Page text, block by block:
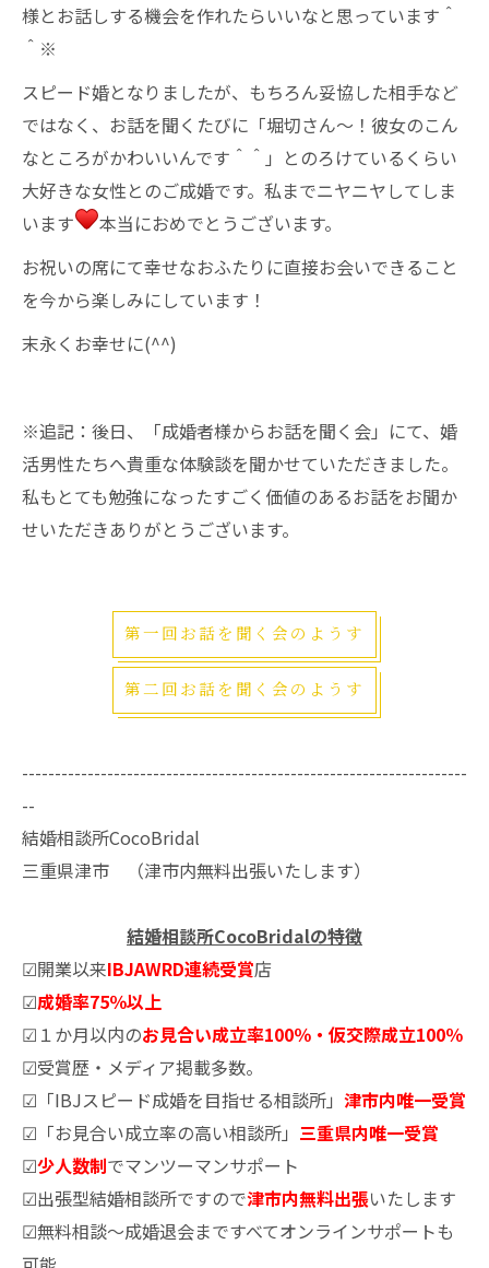
様とお話しする機会を作れたらいいなと思っています＾
＾※
スピード婚となりましたが、もちろん妥協した相手など
ではなく、お話を聞くたびに「堀切さん～！彼女のこん
なところがかわいいんです＾＾」とのろけているくらい
大好きな女性とのご成婚です。私までニヤニヤしてしま
います
本当におめでとうございます。
お祝いの席にて幸せなおふたりに直接お会いできること
を今から楽しみにしています！
末永くお幸せに(^^)
※追記：後日、「成婚者様からお話を聞く会」にて、婚
活男性たちへ貴重な体験談を聞かせていただきました。
私もとても勉強になったすごく価値のあるお話をお聞か
せいただきありがとうございます。
第一回お話を聞く会のようす
第二回お話を聞く会のようす
--------------------------------------------------------------------
--
結婚相談所CocoBridal
三重県津市 （津市内無料出張いたします）
結婚相談所CocoBridalの特徴
☑開業以来IBJAWRD連続受賞店
☑成婚率75％以上
☑１か月以内のお見合い成立率100％・仮交際成立100％
☑受賞歴・メディア掲載多数。
☑「IBJスピード成婚を目指せる相談所」 津市内唯一受賞
☑「お見合い成立率の高い相談所」 三重県内唯一受賞
☑少人数制でマンツーマンサポート
☑出張型結婚相談所ですので津市内無料出張いたします
☑無料相談～成婚退会まですべてオンラインサポートも